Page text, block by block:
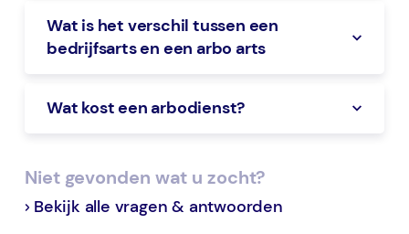
Wat is het verschil tussen een
bedrijfsarts en een arbo arts
Wat kost een arbodienst?
Niet gevonden wat u zocht?
Bekijk alle vragen & antwoorden